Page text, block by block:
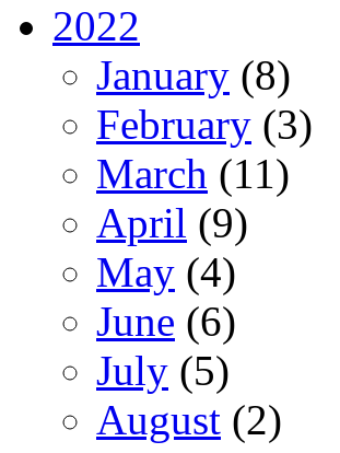
2022
January (8)
February (3)
March (11)
April (9)
May (4)
June (6)
July (5)
August (2)